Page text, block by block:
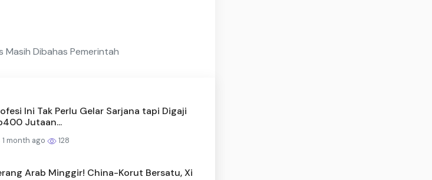
Masih Dibahas Pemerintah
Ini Tak Perlu Gelar Sarjana tapi Digaji
Jutaan...
1 month ago 128
Arab Minggir! China-Korut Bersatu, Xi